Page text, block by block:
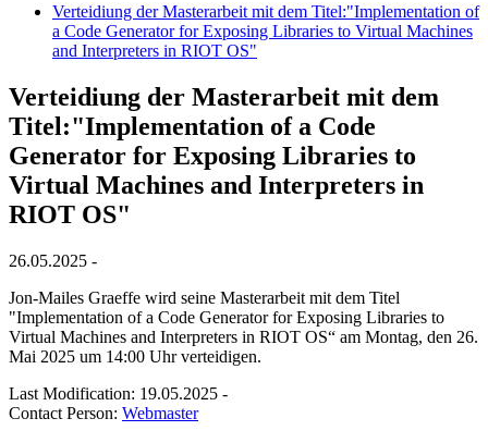
Verteidiung der Masterarbeit mit dem Titel:"Implementation of
a Code Generator for Exposing Libraries to Virtual Machines
and Interpreters in RIOT OS"
Verteidiung der Masterarbeit mit dem
Titel:"Implementation of a Code
Generator for Exposing Libraries to
Virtual Machines and Interpreters in
RIOT OS"
26.05.2025 -
Jon-Mailes Graeffe wird seine Masterarbeit mit dem Titel
"Implementation of a Code Generator for Exposing Libraries to
Virtual Machines and Interpreters in RIOT OS“ am Montag, den 26.
Mai 2025 um 14:00 Uhr verteidigen.
Last Modification: 19.05.2025 -
Contact Person: Webmaster